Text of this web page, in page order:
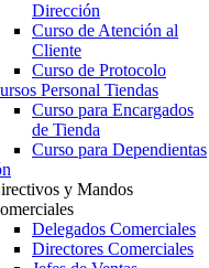
Dirección
Curso de Atención al
Cliente
Curso de Protocolo
Personal Tiendas
Curso para Encargados
de Tienda
Curso para Dependientas
y Mandos
Delegados Comerciales
Directores Comerciales